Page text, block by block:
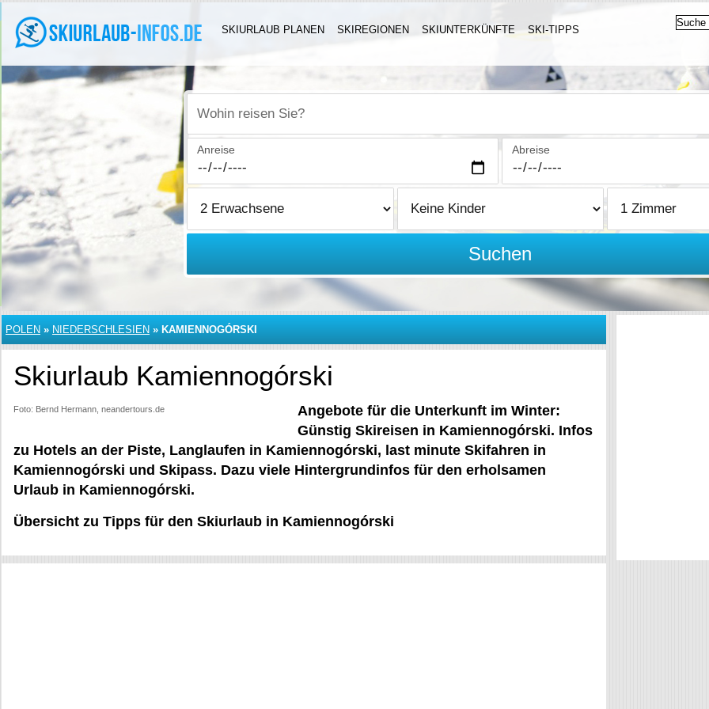
SKIURLAUB PLANEN SKIREGIONEN SKIUNTERKÜNFTE SKI-TIPPS
Wohin reisen Sie?
Anreise Abreise
Suchen
POLEN » NIEDERSCHLESIEN » KAMIENNOGÓRSKI
Skiurlaub Kamiennogórski
Foto: Bernd Hermann, neandertours.de
Angebote für die Unterkunft im Winter:
Günstig Skireisen in Kamiennogórski. Infos
zu Hotels an der Piste, Langlaufen in Kamiennogórski, last minute Skifahren in
Kamiennogórski und Skipass. Dazu viele Hintergrundinfos für den erholsamen
Urlaub in Kamiennogórski.
Übersicht zu Tipps für den Skiurlaub in Kamiennogórski